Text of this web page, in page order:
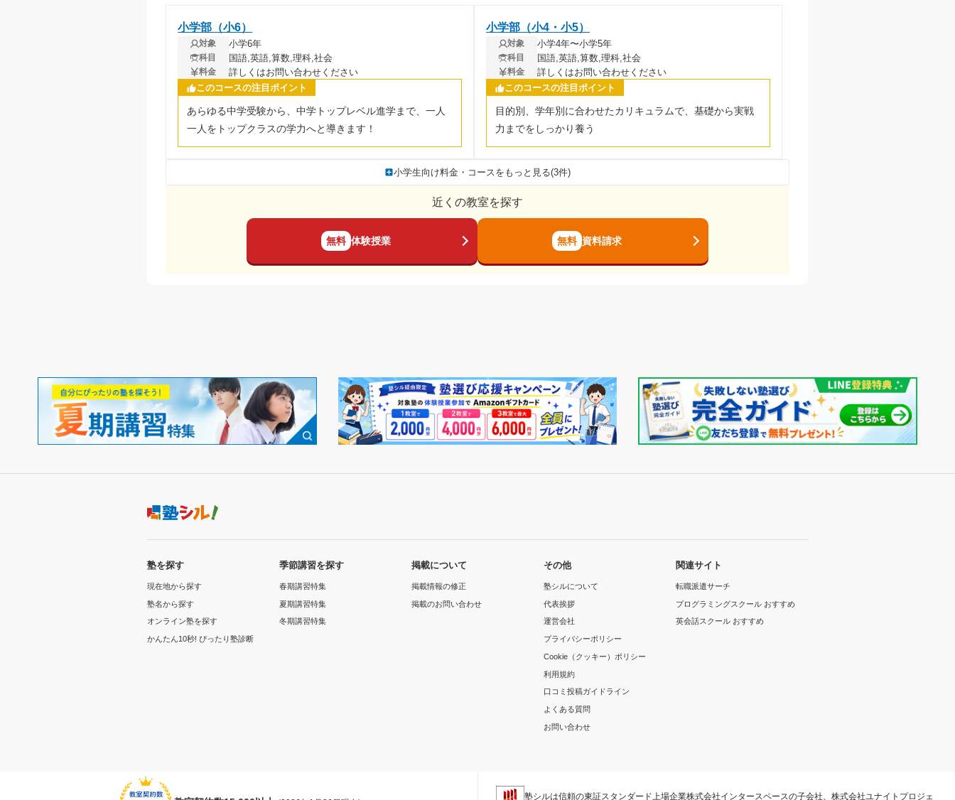
小学部（小6）
対象 小学6年
科目 国語,英語,算数,理科,社会
料金
詳しくはお問い合わせください
このコースの注目ポイント
あらゆる中学受験から、中学トップレベル進学まで、一人
一人をトップクラスの学力へと導きます！
小学部（小4・小5）
対象 小学4年〜小学5年
科目 国語,英語,算数,理科,社会
料金
詳しくはお問い合わせください
このコースの注目ポイント
目的別、学年別に合わせたカリキュラムで、基礎から実戦
力までをしっかり養う
小学生向け料金・コースをもっと見る(3件)
近くの教室を探す
無料 体験授業 無料 資料請求
塾を探す
現在地から探す
塾名から探す
オンライン塾を探す
かんたん10秒! ぴったり塾診断
季節講習を探す
春期講習特集
夏期講習特集
冬期講習特集
掲載について
掲載情報の修正
掲載のお問い合わせ
その他
塾シルについて
代表挨拶
運営会社
プライバシーポリシー
Cookie（クッキー）ポリシー
利用規約
口コミ投稿ガイドライン
よくある質問
お問い合わせ
関連サイト
転職派遣サーチ
プログラミングスクール おすすめ
英会話スクール おすすめ
塾シルは信頼の東証スタンダード上場企業株式会社インタースペースの子会社、株式会社ユナイトプロジェ